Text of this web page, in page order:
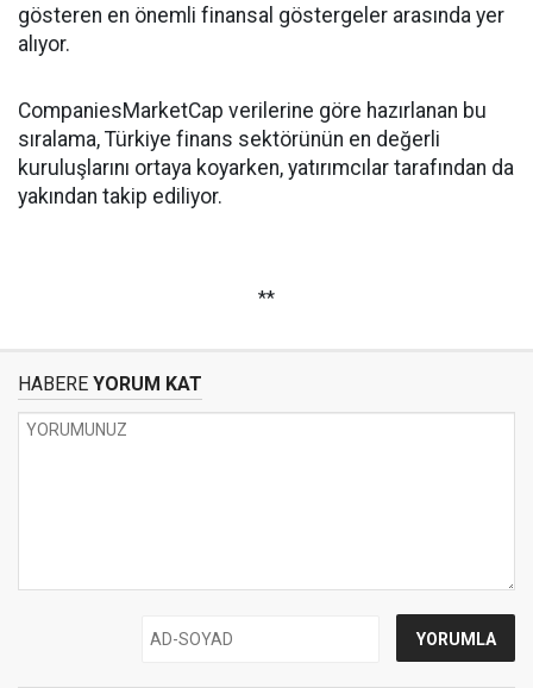
gösteren en önemli finansal göstergeler arasında yer
alıyor.
CompaniesMarketCap verilerine göre hazırlanan bu
sıralama, Türkiye finans sektörünün en değerli
kuruluşlarını ortaya koyarken, yatırımcılar tarafından da
yakından takip ediliyor.
**
HABERE YORUM KAT